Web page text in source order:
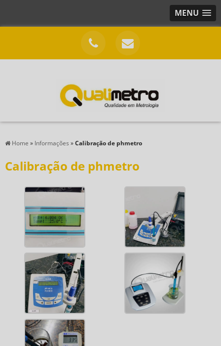
MENU
Home » Informações »Calibração de phmetro
Calibração de phmetro